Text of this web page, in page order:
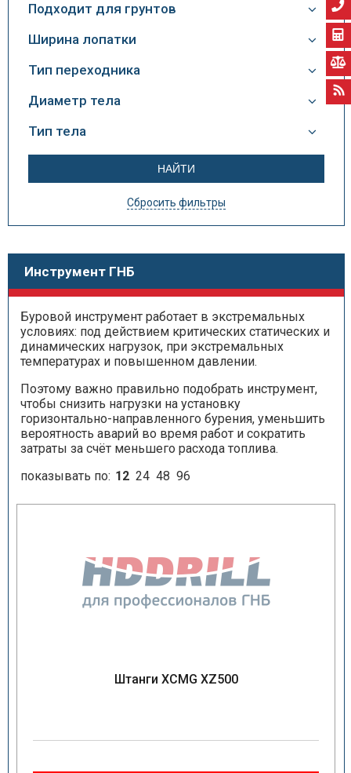
Подходит для грунтов
Ширина лопатки
Тип переходника
Диаметр тела
Тип тела
Сбросить фильтры
Инструмент ГНБ
Буровой инструмент работает в экстремальных
условиях: под действием критических статических и
динамических нагрузок, при экстремальных
температурах и повышенном давлении.
Поэтому важно правильно подобрать инструмент,
чтобы снизить нагрузки на установку
горизонтально-направленного бурения, уменьшить
вероятность аварий во время работ и сократить
затраты за счёт меньшего расхода топлива.
показывать по: 12 24 48 96
Штанги XCMG XZ500